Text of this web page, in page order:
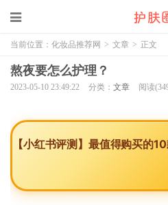
当前位置： 化妆品推荐网 > 文章 > 正文
熬夜要怎么护理？
2023-05-10 23:49:22 分类： 文章 阅读
【小红书评测】最值得购买的